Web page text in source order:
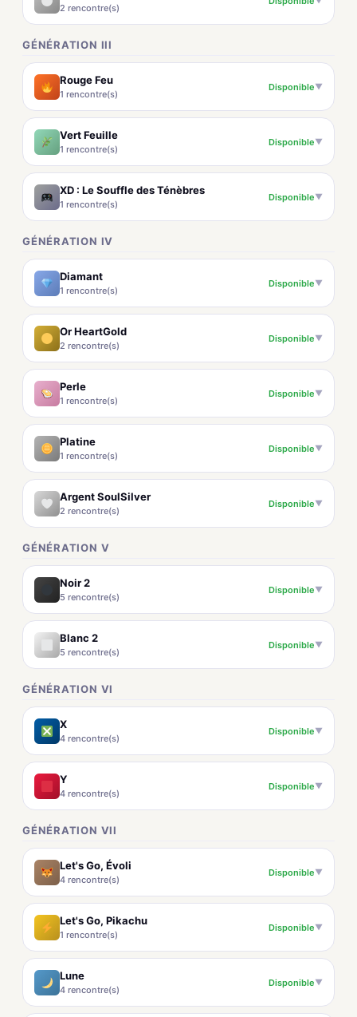
2 rencontre(s)
GÉNÉRATION III
Rouge Feu
1 rencontre(s)
Disponible▼
Vert Feuille
1 rencontre(s)
Disponible▼
XD : Le Souffle des Ténèbres
1 rencontre(s)
Disponible▼
GÉNÉRATION IV
Diamant
1 rencontre(s)
Disponible▼
Or HeartGold
2 rencontre(s)
Disponible▼
Perle
1 rencontre(s)
Disponible▼
Platine
1 rencontre(s)
Disponible▼
Argent SoulSilver
2 rencontre(s)
Disponible▼
GÉNÉRATION V
Noir 2
5 rencontre(s)
Disponible▼
Blanc 2
5 rencontre(s)
Disponible▼
GÉNÉRATION VI
X
4 rencontre(s)
Disponible▼
Y
4 rencontre(s)
Disponible▼
GÉNÉRATION VII
Let's Go, Évoli
4 rencontre(s)
Disponible▼
Let's Go, Pikachu
1 rencontre(s)
Disponible▼
Lune
4 rencontre(s)
Disponible▼